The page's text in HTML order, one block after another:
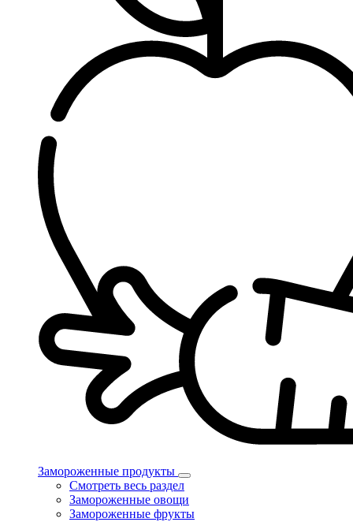
Замороженные продукты
Смотреть весь раздел
Замороженные овощи
Замороженные фрукты